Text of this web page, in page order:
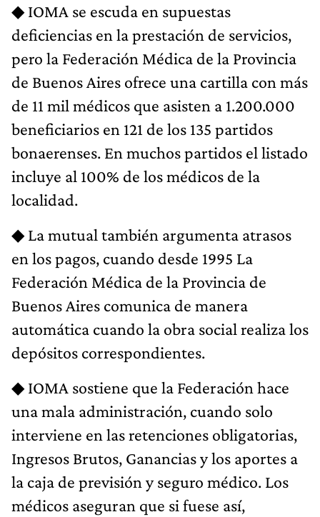
◆ IOMA se escuda en supuestas
deficiencias en la prestación de servicios,
pero la Federación Médica de la Provincia
de Buenos Aires ofrece una cartilla con más
de 11 mil médicos que asisten a 1.200.000
beneficiarios en 121 de los 135 partidos
bonaerenses. En muchos partidos el listado
incluye al 100% de los médicos de la
localidad.
◆ La mutual también argumenta atrasos
en los pagos, cuando desde 1995 La
Federación Médica de la Provincia de
Buenos Aires comunica de manera
automática cuando la obra social realiza los
depósitos correspondientes.
◆ IOMA sostiene que la Federación hace
una mala administración, cuando solo
interviene en las retenciones obligatorias,
Ingresos Brutos, Ganancias y los aportes a
la caja de previsión y seguro médico. Los
médicos aseguran que si fuese así,